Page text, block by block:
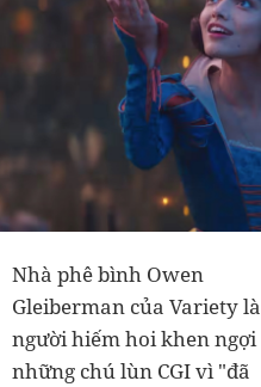
Nhà phê bình Owen
Gleiberman của Variety là
người hiếm hoi khen ngợi
những chú lùn CGI vì "đã